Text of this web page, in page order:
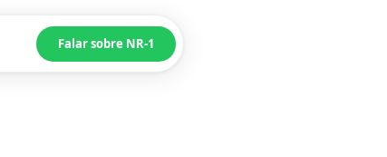
Falar sobre NR-1